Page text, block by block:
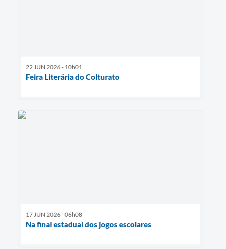
22 JUN 2026 - 10h01
Feira Literária do Colturato
17 JUN 2026 - 06h08
Na final estadual dos jogos escolares